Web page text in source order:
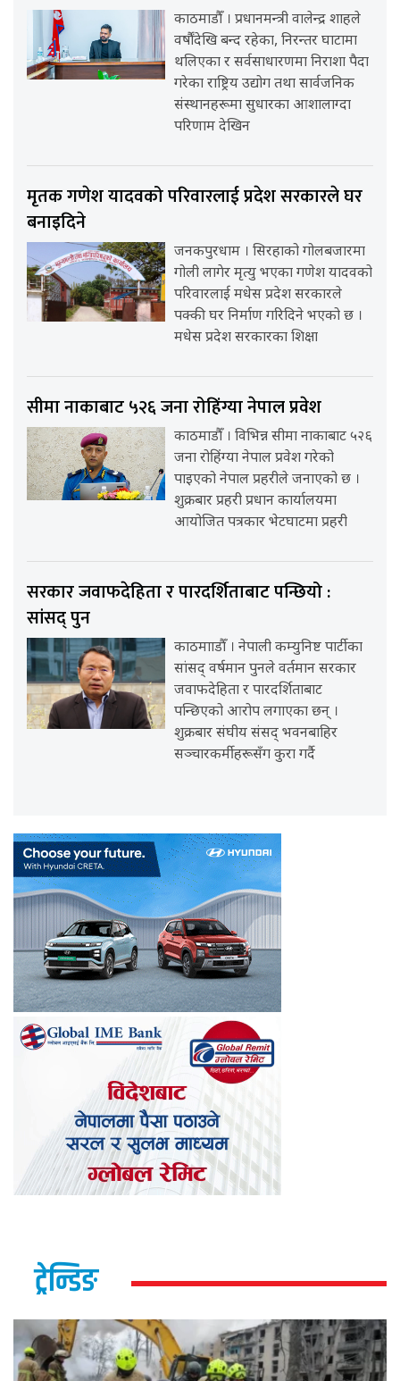
काठमाडौँ । प्रधानमन्त्री वालेन्द्र शाहले
वर्षौंदेखि बन्द रहेका, निरन्तर घाटामा
थलिएका र सर्वसाधारणमा निराशा पैदा
गरेका राष्ट्रिय उद्योग तथा सार्वजनिक
संस्थानहरूमा सुधारका आशालाग्दा
परिणाम देखिन
मृतक गणेश यादवको परिवारलाई प्रदेश सरकारले घर
बनाइदिने
जनकपुरधाम । सिरहाको गोलबजारमा
गोली लागेर मृत्यु भएका गणेश यादवको
परिवारलाई मधेस प्रदेश सरकारले
पक्की घर निर्माण गरिदिने भएको छ ।
मधेस प्रदेश सरकारका शिक्षा
सीमा नाकाबाट ५२६ जना रोहिंग्या नेपाल प्रवेश
काठमाडौँ । विभिन्न सीमा नाकाबाट ५२६
जना रोहिंग्या नेपाल प्रवेश गरेको
पाइएको नेपाल प्रहरीले जनाएको छ ।
शुक्रबार प्रहरी प्रधान कार्यालयमा
आयोजित पत्रकार भेटघाटमा प्रहरी
सरकार जवाफदेहिता र पारदर्शिताबाट पन्छियो :
सांसद् पुन
काठमााडौँ । नेपाली कम्युनिष्ट पार्टीका
सांसद् वर्षमान पुनले वर्तमान सरकार
जवाफदेहिता र पारदर्शिताबाट
पन्छिएको आरोप लगाएका छन् ।
शुक्रबार संघीय संसद् भवनबाहिर
सञ्चारकर्मीहरूसँग कुरा गर्दै
ट्रेन्डिङ